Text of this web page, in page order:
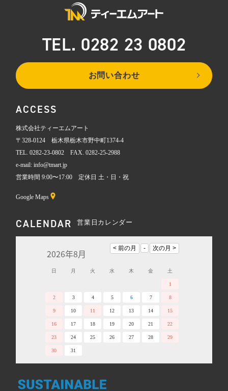
TEL. 0282 23 0802
お問い合わせ
ACCESS
株式会社ティーエムアート
〒328-0124 栃木県栃木市野中町1374-4
TEL. 0282-23-0802 FAX. 0282-25-2988
e-mail: info@tmart.jp
営業時間 9:00〜17:00 定休日 土・日・祝
Google Maps
CALENDAR 営業日カレンダー
2026年8月
日 月 火 水 木 金 土
1
2 3 4 5 6 7 8
9 10 11 12 13 14 15
16 17 18 19 20 21 22
23 24 25 26 27 28 29
30 31